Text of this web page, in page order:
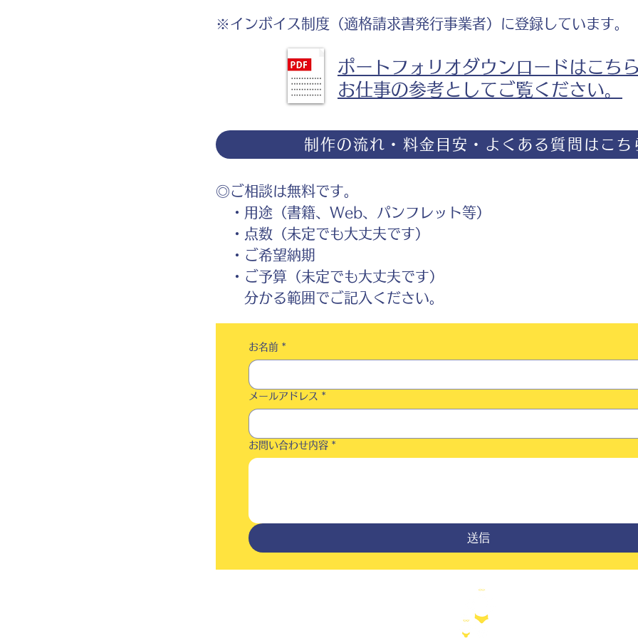
※インボイス制度（適格請求書発行事業者）に登録しています。
ポートフォリオダウンロードはこち
お仕事の参考としてご覧ください。
制作の流れ・料金目安・よくある質問はこち
◎ご相談は無料です。
・用途（書籍、Web、パンフレット等）
・点数（未定でも大丈夫です）
・ご希望納期
・ご予算（未定でも大丈夫です）
分かる範囲でご記入ください。
お名前 *
メールアドレス *
お問い合わせ内容 *
送信